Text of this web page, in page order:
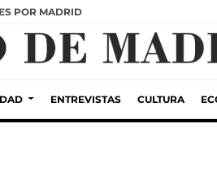
POR MADRID
ENTREVISTAS CULTURA